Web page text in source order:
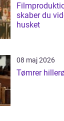
skaber du
husket
08 maj 2026
Tømrer